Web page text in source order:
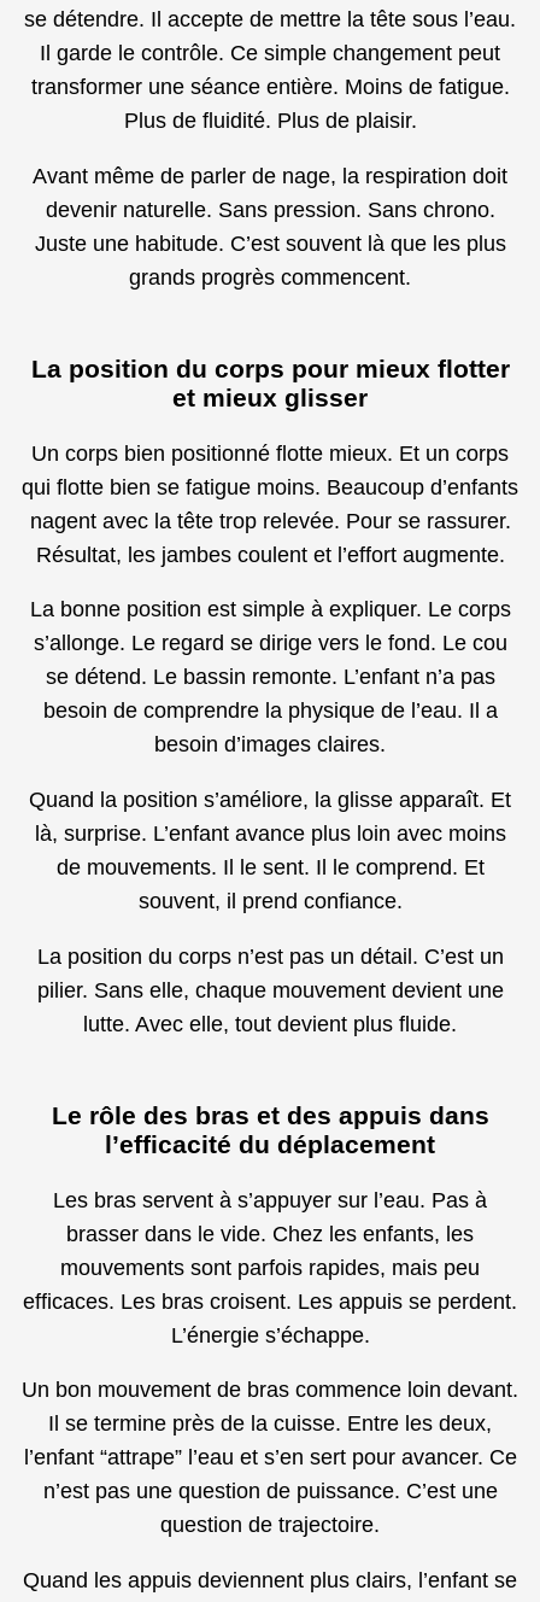
se détendre. Il accepte de mettre la tête sous l’eau.
Il garde le contrôle. Ce simple changement peut
transformer une séance entière. Moins de fatigue.
Plus de fluidité. Plus de plaisir.
Avant même de parler de nage, la respiration doit
devenir naturelle. Sans pression. Sans chrono.
Juste une habitude. C’est souvent là que les plus
grands progrès commencent.
La position du corps pour mieux flotter
et mieux glisser
Un corps bien positionné flotte mieux. Et un corps
qui flotte bien se fatigue moins. Beaucoup d’enfants
nagent avec la tête trop relevée. Pour se rassurer.
Résultat, les jambes coulent et l’effort augmente.
La bonne position est simple à expliquer. Le corps
s’allonge. Le regard se dirige vers le fond. Le cou
se détend. Le bassin remonte. L’enfant n’a pas
besoin de comprendre la physique de l’eau. Il a
besoin d’images claires.
Quand la position s’améliore, la glisse apparaît. Et
là, surprise. L’enfant avance plus loin avec moins
de mouvements. Il le sent. Il le comprend. Et
souvent, il prend confiance.
La position du corps n’est pas un détail. C’est un
pilier. Sans elle, chaque mouvement devient une
lutte. Avec elle, tout devient plus fluide.
Le rôle des bras et des appuis dans
l’efficacité du déplacement
Les bras servent à s’appuyer sur l’eau. Pas à
brasser dans le vide. Chez les enfants, les
mouvements sont parfois rapides, mais peu
efficaces. Les bras croisent. Les appuis se perdent.
L’énergie s’échappe.
Un bon mouvement de bras commence loin devant.
Il se termine près de la cuisse. Entre les deux,
l’enfant “attrape” l’eau et s’en sert pour avancer. Ce
n’est pas une question de puissance. C’est une
question de trajectoire.
Quand les appuis deviennent plus clairs, l’enfant se